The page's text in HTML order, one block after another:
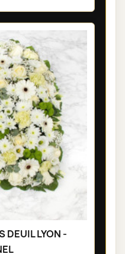
DEUIL LYON -